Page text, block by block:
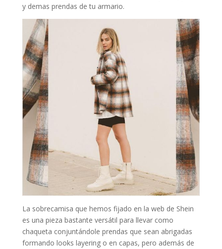
y demas prendas de tu armario.
La sobrecamisa que hemos fijado en la web de Shein
es una pieza bastante versátil para llevar como
chaqueta conjuntándole prendas que sean abrigadas
formando looks layering o en capas, pero además de